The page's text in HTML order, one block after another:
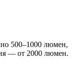
500–1000 люмен,
— от 2000 люмен.